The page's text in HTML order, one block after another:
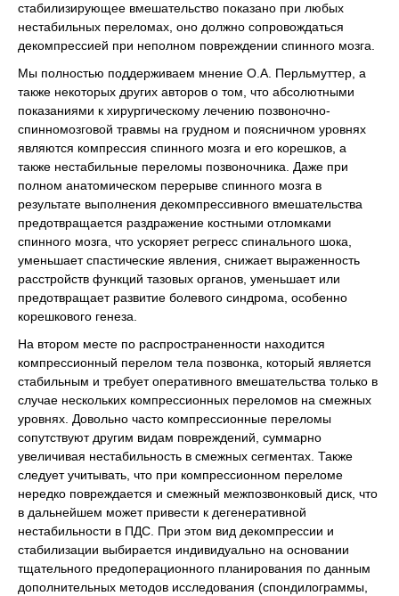
стабилизирующее вмешательство показано при любых
нестабильных переломах, оно должно сопровождаться
декомпрессией при неполном повреждении спинного мозга.
Мы полностью поддерживаем мнение О.А. Перльмуттер, а
также некоторых других авторов о том, что абсолютными
показаниями к хирургическому лечению позвоночно-
спинномозговой травмы на грудном и поясничном уровнях
являются компрессия спинного мозга и его корешков, а
также нестабильные переломы позвоночника. Даже при
полном анатомическом перерыве спинного мозга в
результате выполнения декомпрессивного вмешательства
предотвращается раздражение костными отломками
спинного мозга, что ускоряет регресс спинального шока,
уменьшает спастические явления, снижает выраженность
расстройств функций тазовых органов, уменьшает или
предотвращает развитие болевого синдрома, особенно
корешкового генеза.
На втором месте по распространенности находится
компрессионный перелом тела позвонка, который является
стабильным и требует оперативного вмешательства только в
случае нескольких компрессионных переломов на смежных
уровнях. Довольно часто компрессионные переломы
сопутствуют другим видам повреждений, суммарно
увеличивая нестабильность в смежных сегментах. Также
следует учитывать, что при компрессионном переломе
нередко повреждается и смежный межпозвонковый диск, что
в дальнейшем может привести к дегенеративной
нестабильности в ПДС. При этом вид декомпрессии и
стабилизации выбирается индивидуально на основании
тщательного предоперационного планирования по данным
дополнительных методов исследования (спондилограммы,